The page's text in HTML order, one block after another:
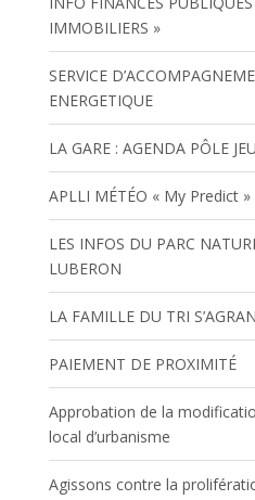
IMMOBILIERS »
SERVICE
ENERGETIQUE
LA GARE : AGENDA PÔLE
APLLI MÉTÉO « My Predict »
LES INFOS DU PARC
LUBERON
LA FAMILLE DU TRI
PAIEMENT DE PROXIMITÉ
Approbation de la
local d’urbanisme
Agissons contre la